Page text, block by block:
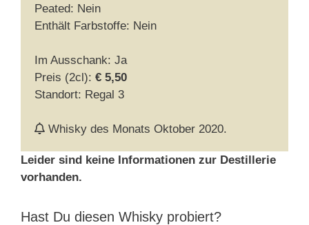
Peated: Nein
Enthält Farbstoffe: Nein
Im Ausschank: Ja
Preis (2cl): € 5,50
Standort: Regal 3
Whisky des Monats Oktober 2020.
Leider sind keine Informationen zur Destillerie
vorhanden.
Hast Du diesen Whisky probiert?